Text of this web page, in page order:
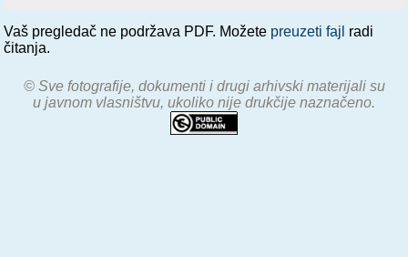
Vaš pregledač ne podržava PDF. Možete preuzeti fajl radi
čitanja.
© Sve fotografije, dokumenti i drugi arhivski materijali su
u javnom vlasništvu, ukoliko nije drukčije naznačeno.